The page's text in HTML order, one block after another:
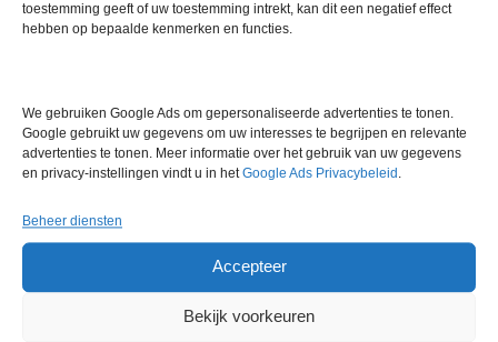
toestemming geeft of uw toestemming intrekt, kan dit een negatief effect
hebben op bepaalde kenmerken en functies.
We gebruiken Google Ads om gepersonaliseerde advertenties te tonen.
Google gebruikt uw gegevens om uw interesses te begrijpen en relevante
advertenties te tonen. Meer informatie over het gebruik van uw gegevens
en privacy-instellingen vindt u in hetGoogle Ads Privacybeleid .
Beheer diensten
Accepteer
Bekijk voorkeuren
Gewicht
Conditie Gebruikt in goede conditie
Merk Waters
Gerelateerde producten